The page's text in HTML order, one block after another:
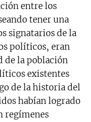
entre los
tener una
signatarios de la
políticos, eran
de la población
existentes
de la historia del
habían logrado
regímenes